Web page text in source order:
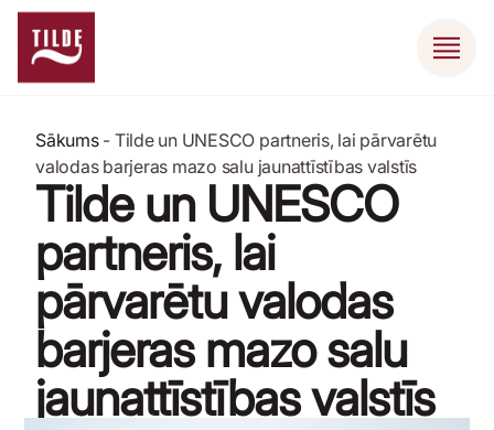
Sākums- Tilde un UNESCO partneris, lai pārvarētu
valodas barjeras mazo salu jaunattīstības valstīs
Tilde un UNESCO
partneris, lai
pārvarētu valodas
barjeras mazo salu
jaunattīstības valstīs